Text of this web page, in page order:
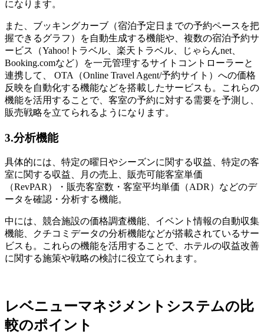
になります。
また、ブッキングカーブ（宿泊予定日までの予約ペースを把
握できるグラフ）を自動生成する機能や、複数の宿泊予約サ
ービス（Yahoo!トラベル、楽天トラベル、じゃらんnet、
Booking.comなど）を一元管理するサイトコントローラーと
連携して、 OTA（Online Travel Agent/予約サイト）への価格
反映を自動化する機能などを搭載したサービスも。これらの
機能を活用することで、客室の予約に対する需要を予測し、
販売戦略を立てられるようになります。
3.分析機能
具体的には、特定の曜日やシーズンに関する収益、特定の客
室に関する収益、月の売上、販売可能客室単価
（RevPAR）・販売客室数・客室平均単価（ADR）などのデ
ータを確認・分析する機能。
中には、競合施設の価格調査機能、イベント情報の自動収集
機能、クチコミデータの分析機能などが搭載されているサー
ビスも。これらの機能を活用することで、ホテルの収益改善
に関する施策や戦略の検討に役立てられます。
レベニューマネジメントシステムの比
較のポイント